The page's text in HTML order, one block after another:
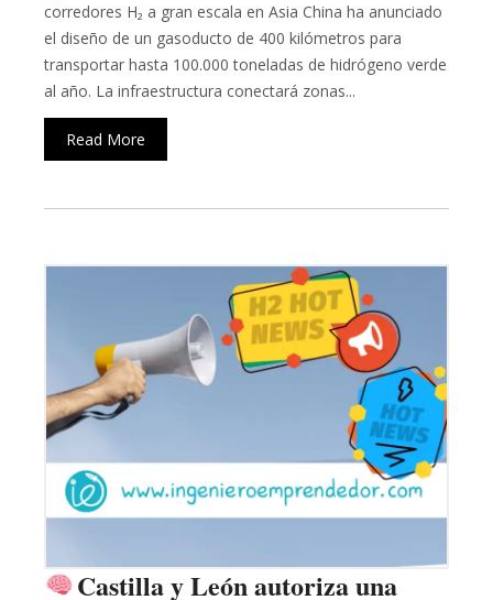
corredores H₂ a gran escala en Asia China ha anunciado
el diseño de un gasoducto de 400 kilómetros para
transportar hasta 100.000 toneladas de hidrógeno verde
al año. La infraestructura conectará zonas...
Read More
Castilla y León autoriza una